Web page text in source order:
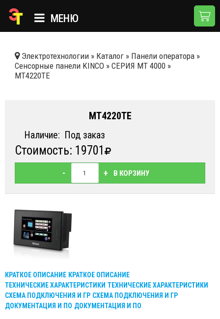
МЕНЮ
КАТАЛОГ
НОВОСТИ
ДОСТАВКА И ОПЛАТА
КОНТАКТЫ
Электротехнологии » Каталог » Панели оператора »
Сенсорные панели KINCO » СЕРИЯ MT 4000 »
MT4220TE
MT4220TE
Наличие: Под заказ
Стоимость: 19701
- + В КОРЗИНУ
КРАТКОЕ ОПИСАНИЕ КРАТКОЕ ОПИСАНИЕ
ТЕХНИЧЕСКИЕ ХАРАКТЕРИСТИКИ ТЕХНИЧЕСКИЕ ХАРАКТЕРИСТИКИ
СХЕМА ПОДКЛЮЧЕНИЯ И ГР СХЕМА ПОДКЛЮЧЕНИЯ И ГР
ДОКУМЕНТАЦИЯ И ПО ДОКУМЕНТАЦИЯ И ПО